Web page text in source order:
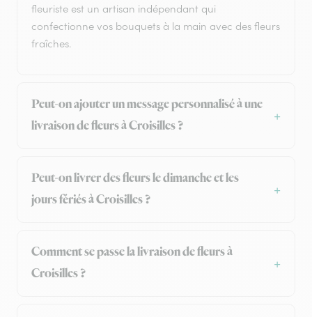
fleuriste est un artisan indépendant qui
confectionne vos bouquets à la main avec des fleurs
fraîches.
Peut-on ajouter un message personnalisé à une
livraison de fleurs à Croisilles ?
Peut-on livrer des fleurs le dimanche et les
jours fériés à Croisilles ?
Comment se passe la livraison de fleurs à
Croisilles ?